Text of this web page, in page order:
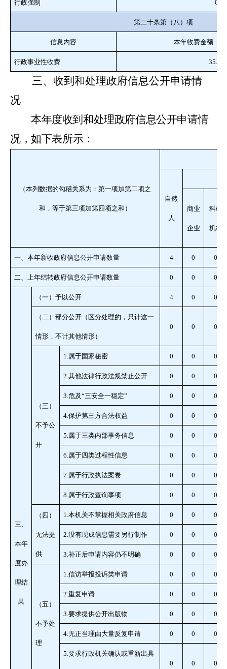
行政强制 0
第二十条第（八）项
信息内容 本年收费金额（
行政事业性收费 35.48
三、收到和处理政府信息公开申请情
况
本年度收到和处理政府信息公开申请情
况，如下表所示：
（本列数据的勾稽关系为：第一项加第二项之
和，等于第三项加第四项之和）
自然
人
商业
企业
科研
机构
一、本年新收政府信息公开申请数量 4 0 0
二、上年结转政府信息公开申请数量 0 0 0
三、
本年
度办
理结
果
（一）予以公开 4 0 0
（二）部分公开（区分处理的，只计这一
情形，不计其他情形）
0 0 0
（三）
不予公
开
1.属于国家秘密 0 0 0
2.其他法律行政法规禁止公开 0 0 0
3.危及“三安全一稳定” 0 0 0
4.保护第三方合法权益 0 0 0
5.属于三类内部事务信息 0 0 0
6.属于四类过程性信息 0 0 0
7.属于行政执法案卷 0 0 0
8.属于行政查询事项 0 0 0
（四）
无法提
供
1.本机关不掌握相关政府信息 0 0 0
2.没有现成信息需要另行制作 0 0 0
3.补正后申请内容仍不明确 0 0 0
（五）
不予处
理
1.信访举报投诉类申请 0 0 0
2.重复申请 0 0 0
3.要求提供公开出版物 0 0 0
4.无正当理由大量反复申请 0 0 0
5.要求行政机关确认或重新出具
0 0 0